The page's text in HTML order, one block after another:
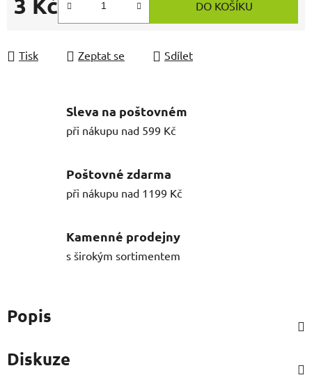
3 Kč
Měrná cena:
DO KOŠÍKU
Tisk Zeptat se Sdílet
Sleva na poštovném
při nákupu nad 599 Kč
Poštovné zdarma
při nákupu nad 1199 Kč
Kamenné prodejny
s širokým sortimentem
Popis
Diskuze